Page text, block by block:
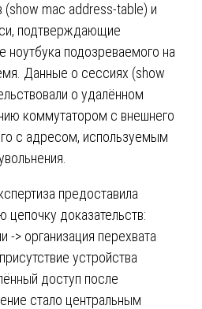
(show mac address-table) и
подтверждающие
ноутбука подозреваемого на
Данные о сессиях (show
о удалённом
коммутатором с внешнего
с адресом, используемым
предоставила
цепочку доказательств:
-> организация перехвата
устройства
доступ после
стало центральным